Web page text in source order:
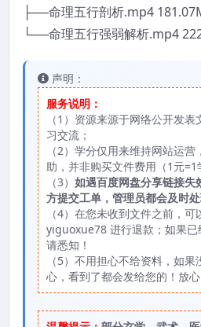
├──命理五行剖析.mp4
└──命理五行强弱解析.mp4
声明：
服务说明：
（1）资源来源于网络公开发
习交流；
（2）学分仅用来维持网站运
助，并非购买文件费用（1元=1
（3） 如遇百度网盘分享链接失
方提交工单，管理员都会及时
（4）在您未收到文件之前，可
yiguoxue78 进行退款；如果已
请悉知！
（5）不用担心不给资料，如
心，看到了都会发给您的！放心